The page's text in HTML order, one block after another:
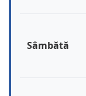
Sâmbătă